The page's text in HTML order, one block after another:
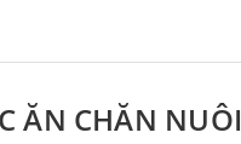
ĂN CHĂN NUÔI